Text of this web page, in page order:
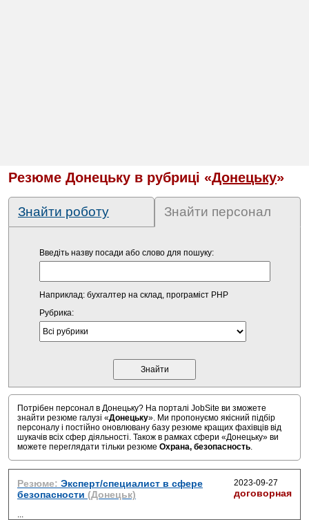
Резюме Донецьку в рубриці «Донецьку»
Знайти роботу Знайти персонал
Введіть назву посади або слово для пошуку:
Наприклад: бухгалтер на склад, програміст PHP
Рубрика:
Потрібен персонал в Донецьку? На порталі JobSite ви зможете
знайти резюме галузі «Донецьку». Ми пропонуємо якісний підбір
персоналу і постійно оновлювану базу резюме кращих фахівців від
шукачів всіх сфер діяльності. Також в рамках сфери «Донецьку» ви
можете переглядати тільки резюме Охрана, безопасность.
Резюме: Эксперт/специалист в сфере
безопасности (Донецьк)
2023-09-27
договорная
...